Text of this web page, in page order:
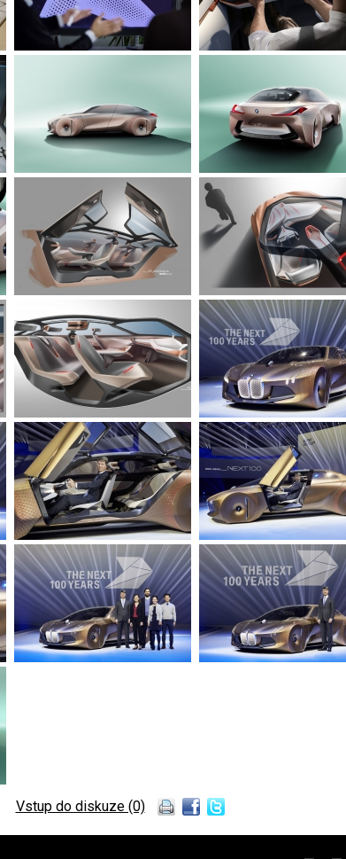
Vstup do diskuze (0)